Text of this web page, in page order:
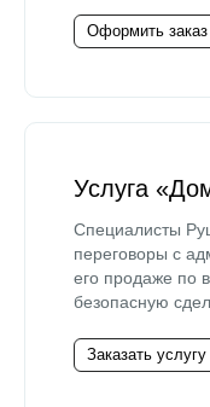
Оформить заказ
Услуга
Специалисты
переговоры с
его продаже по
безопасную
Заказать услугу